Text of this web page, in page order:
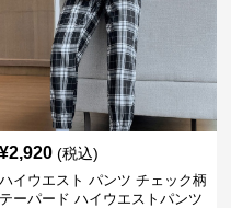
¥2,920 (税込)
ハイウエスト パンツ チェック柄
テーパード ハイウエストパンツ